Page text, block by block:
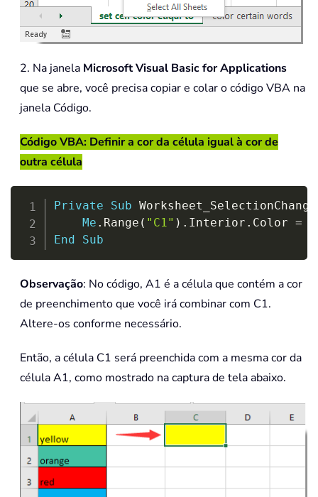
2. Na janela Microsoft Visual Basic for Applications
que se abre, você precisa copiar e colar o código VBA na
janela Código.
Código VBA: Definir a cor da célula igual à cor de
outra célula
Private Sub Worksheet_SelectionChange
Me . Range ( "C1" ) . Interior . Color =
End
Sub
Copy
Observação: No código, A1 é a célula que contém a cor
de preenchimento que você irá combinar com C1.
Altere-os conforme necessário.
Então, a célula C1 será preenchida com a mesma cor da
célula A1, como mostrado na captura de tela abaixo.